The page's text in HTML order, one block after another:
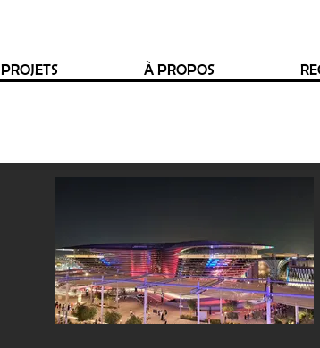
PROJETS À PROPOS